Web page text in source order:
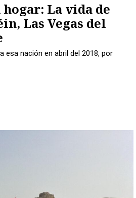
La vida de
Las Vegas del
esa nación en abril del 2018, por